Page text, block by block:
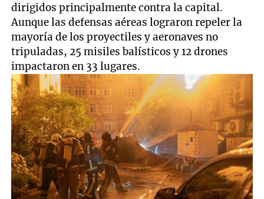
dirigidos principalmente contra la capital.
Aunque las defensas aéreas lograron repeler la
mayoría de los proyectiles y aeronaves no
tripuladas, 25 misiles balísticos y 12 drones
impactaron en 33 lugares.